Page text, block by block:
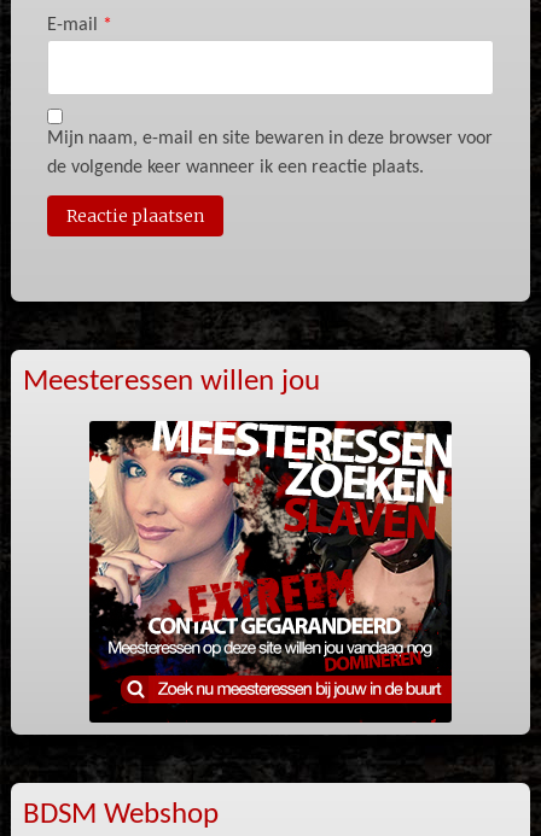
E-mail *
Mijn naam, e-mail en site bewaren in deze browser voor
de volgende keer wanneer ik een reactie plaats.
Meesteressen willen jou
BDSM Webshop